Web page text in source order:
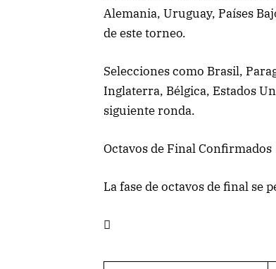
Alemania, Uruguay, Países
de este torneo.
Selecciones como Brasil,
Inglaterra, Bélgica, Estados
siguiente ronda.
Octavos de Final Confirmados
La fase de octavos de final se
